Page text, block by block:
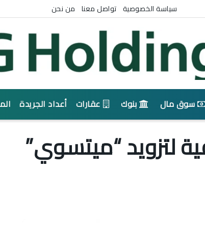
سياسة الخصوصية تواصل معنا من نحن
سوق مال بنوك عقارات أعداد الجريدة
لتزويد “ميتسوي”